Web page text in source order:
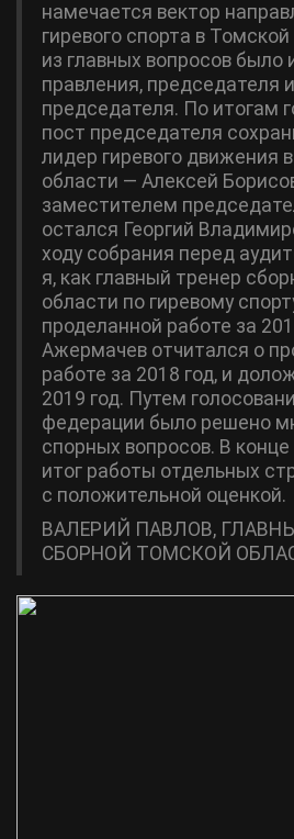
намечается вектор
гиревого спорта в
из главных вопросов было
правления, председателя
председателя. По итогам
пост председателя
лидер гиревого движения
области — Алексей
заместителем
остался Георгий
ходу собрания перед
я, как главный тренер
области по гиревому
проделанной работе за
Ажермачев отчитался о
работе за 2018 год, и
2019 год. Путем
федерации было решено
спорных вопросов. В
итог работы отдельных
с положительной оценкой.
ВАЛЕРИЙ ПАВЛОВ,
СБОРНОЙ ТОМСКОЙ